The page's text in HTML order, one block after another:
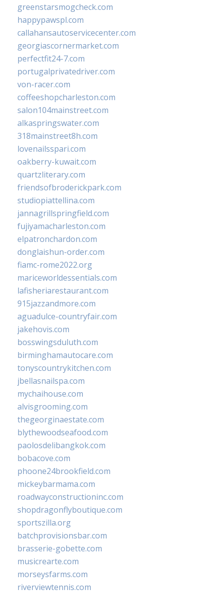
greenstarsmogcheck.com
happypawspl.com
callahansautoservicecenter.com
georgiascornermarket.com
perfectfit24-7.com
portugalprivatedriver.com
von-racer.com
coffeeshopcharleston.com
salon104mainstreet.com
alkaspringswater.com
318mainstreet8h.com
lovenailsspari.com
oakberry-kuwait.com
quartzliterary.com
friendsofbroderickpark.com
studiopiattellina.com
jannagrillspringfield.com
fujiyamacharleston.com
elpatronchardon.com
donglaishun-order.com
fiamc-rome2022.org
mariceworldessentials.com
lafisheriarestaurant.com
915jazzandmore.com
aguadulce-countryfair.com
jakehovis.com
bosswingsduluth.com
birminghamautocare.com
tonyscountrykitchen.com
jbellasnailspa.com
mychaihouse.com
alvisgrooming.com
thegeorginaestate.com
blythewoodseafood.com
paolosdelibangkok.com
bobacove.com
phoone24brookfield.com
mickeybarmama.com
roadwayconstructioninc.com
shopdragonflyboutique.com
sportszilla.org
batchprovisionsbar.com
brasserie-gobette.com
musicrearte.com
morseysfarms.com
riverviewtennis.com